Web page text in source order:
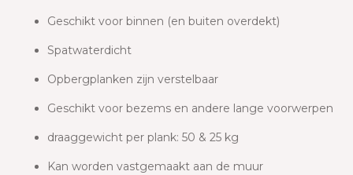
Geschikt voor binnen (en buiten overdekt)
Spatwaterdicht
Opbergplanken zijn verstelbaar
Geschikt voor bezems en andere lange voorwerpen
draaggewicht per plank: 50 & 25 kg
Kan worden vastgemaakt aan de muur